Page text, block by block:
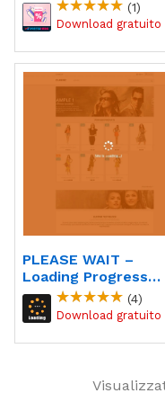
(1)
PLEASE WAIT –
Loading Progress
Indicator Module
(4)